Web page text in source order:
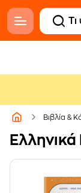
Βιβλία &
Ελληνικά